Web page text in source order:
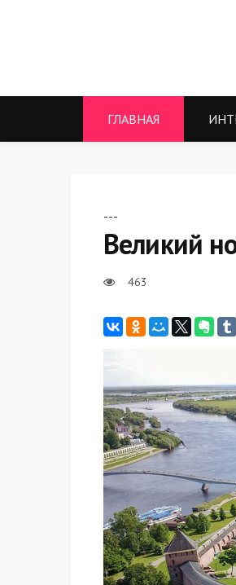
ГЛАВНАЯ
---
Великий
463